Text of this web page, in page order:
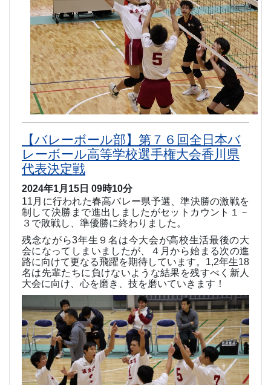
【バレーボール部】第７６回全日本バ
レーボール高等学校選手権大会香川県
代表決定戦
2024年1月15日 09時10分
11 月に行われた春高バレー県予選、準決勝の激戦を
制して決勝まで進出しましたがセットカウント１－
３で敗戦し、準優勝に終わりました。
残念ながら3年生９名は今大会が高校生活最後の大
会になってしまいましたが、４月から始まる次の進
路に向けて更なる飛躍を期待しています。 1,2年生18
名は先輩たちに負けないような結果を残すべく新人
大会に向け、心を磨き、技を磨いていきます！